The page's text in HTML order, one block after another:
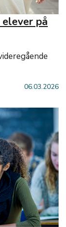
på
06.03.2026